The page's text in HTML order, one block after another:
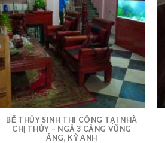
BỂ THỦY SINH THI CÔNG TẠI NHÀ
CHỊ THỦY – NGẢ 3 CẢNG VŨNG
ÁNG, KỲ ANH